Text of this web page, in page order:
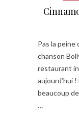
Pas la peine
chanson
restaurant
aujourd’hui
beaucoup
…